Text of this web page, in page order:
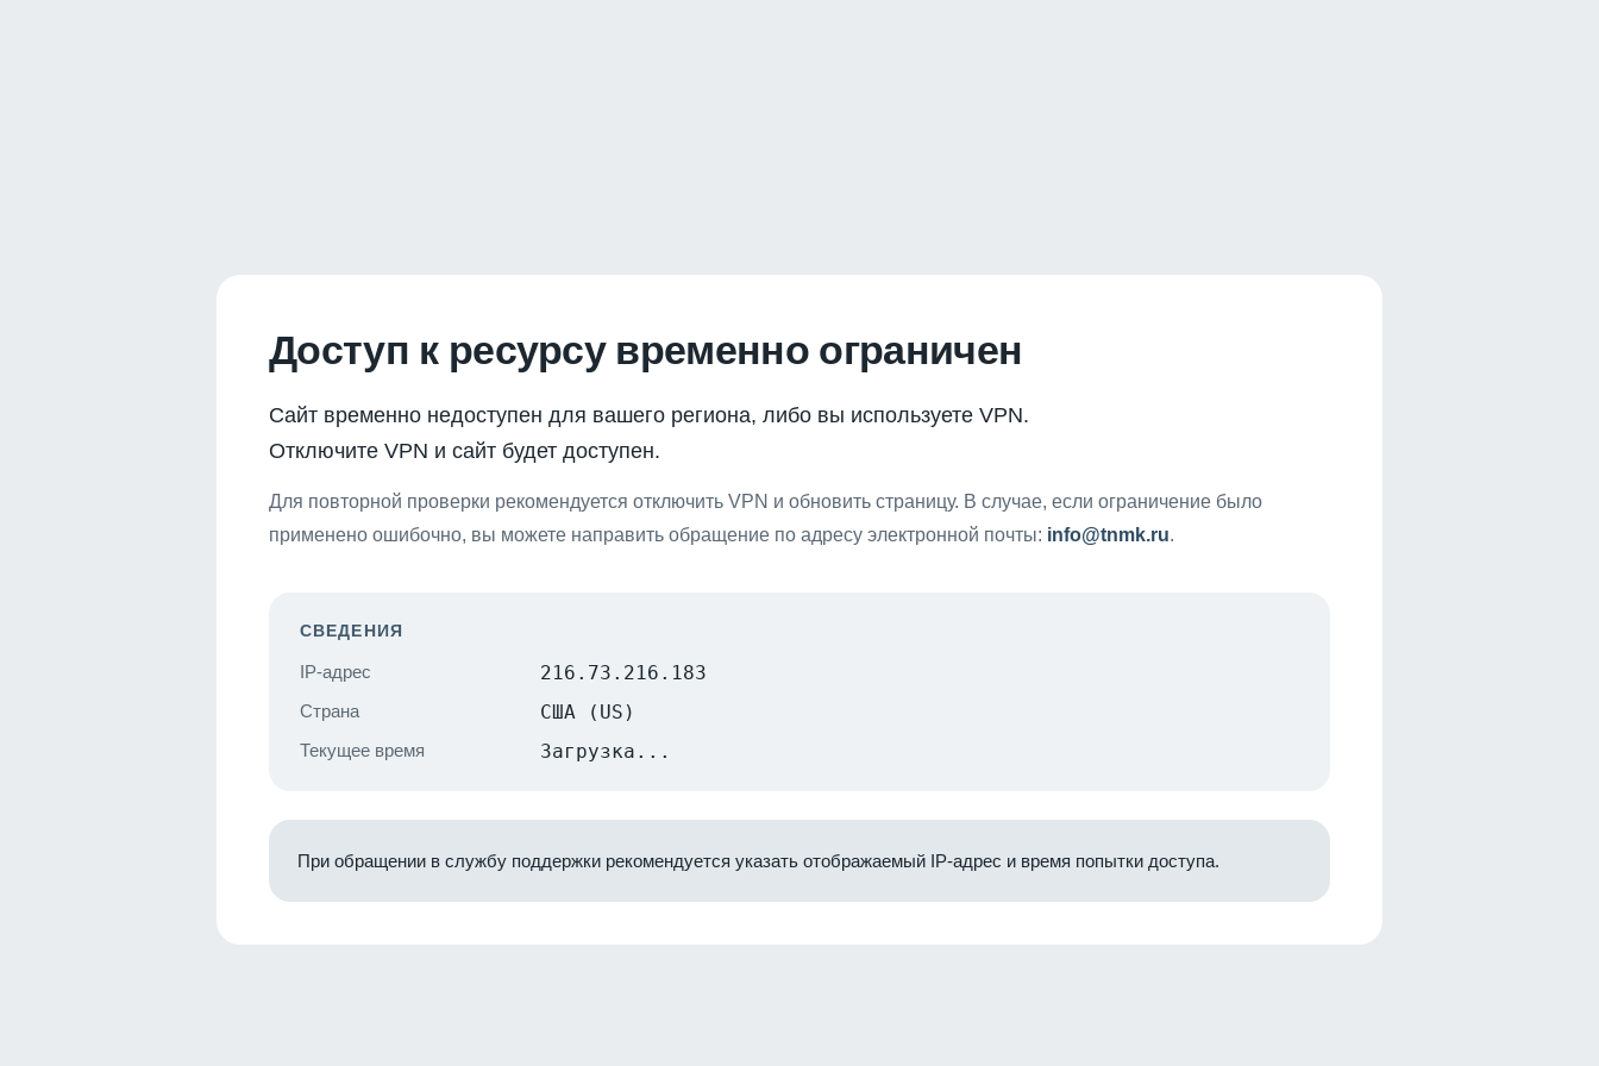
Доступ к ресурсу временно ограничен
Сайт временно недоступен для вашего региона, либо вы используете VPN.
Отключите VPN и сайт будет доступен.
Для повторной проверки рекомендуется отключить VPN и обновить страницу. В случае, если ограничение было
применено ошибочно, вы можете направить обращение по адресу электронной почты: info@tnmk.ru.
СВЕДЕНИЯ
IP-адрес 216.73.216.183
Страна США (US)
Текущее время Загрузка...
При обращении в службу поддержки рекомендуется указать отображаемый IP-адрес и время попытки доступа.